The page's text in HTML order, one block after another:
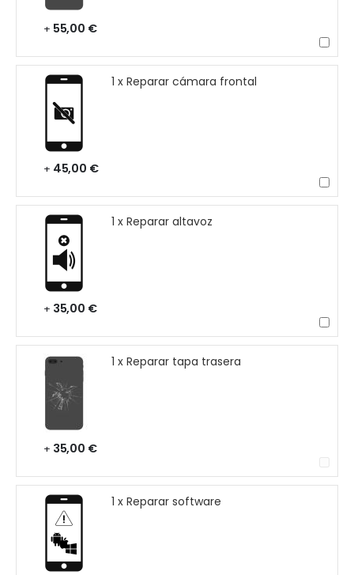
+ 55,00 €
1 x Reparar cámara frontal
+ 45,00 €
1 x Reparar altavoz
+ 35,00 €
1 x Reparar tapa trasera
+ 35,00 €
1 x Reparar software